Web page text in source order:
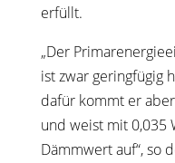
erfüllt.
„Der
ist zwar geringfügig
dafür kommt er
und weist mit 0,035
Dämmwert auf“, so